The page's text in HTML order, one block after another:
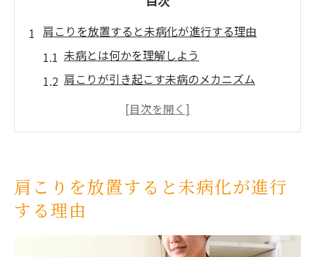
肩こりを放置すると未病化が進行する理由
未病とは何かを理解しよう
肩こりが引き起こす未病のメカニズム
放置すると進行する未病の症状
せんげん台駅周辺での未病防止策
日常生活に潜む肩こりの悪化要因とは
姿勢の悪さと肩こりの関係
生活習慣が肩こりに与える影響
肩こりを放置すると未病化が進行
する理由